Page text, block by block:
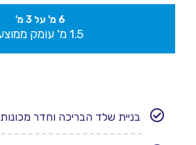
6 מ' על 3 מ'
1.5 מ' עומק ממוצע
בניית שלד הבריכה וחדר מכונות